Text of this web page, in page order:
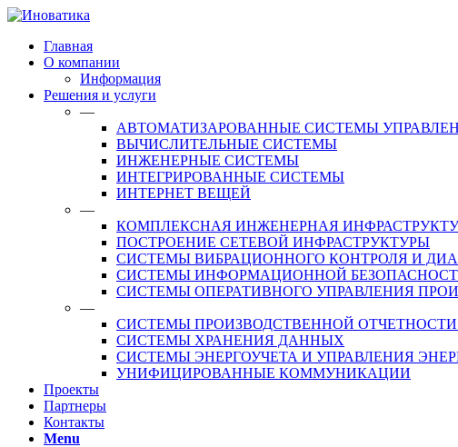
Главная
О компании
Информация
Решения и услуги
—
АВТОМАТИЗАРОВАННЫЕ СИСТЕМЫ
ВЫЧИСЛИТЕЛЬНЫЕ СИСТЕМЫ
ИНЖЕНЕРНЫЕ СИСТЕМЫ
ИНТЕГРИРОВАННЫЕ СИСТЕМЫ
ИНТЕРНЕТ ВЕЩЕЙ
—
КОМПЛЕКСНАЯ ИНЖЕНЕРНАЯ
ПОСТРОЕНИЕ СЕТЕВОЙ ИНФРАСТРУКТУРЫ
СИСТЕМЫ ВИБРАЦИОННОГО КОНТРОЛЯ И
СИСТЕМЫ ИНФОРМАЦИОННОЙ
СИСТЕМЫ ОПЕРАТИВНОГО УПРАВЛЕНИЯ
—
СИСТЕМЫ ПРОИЗВОДСТВЕННОЙ
СИСТЕМЫ ХРАНЕНИЯ ДАННЫХ
СИСТЕМЫ ЭНЕРГОУЧЕТА И УПРАВЛЕНИЯ
УНИФИЦИРОВАННЫЕ КОММУНИКАЦИИ
Проекты
Партнеры
Контакты
Menu